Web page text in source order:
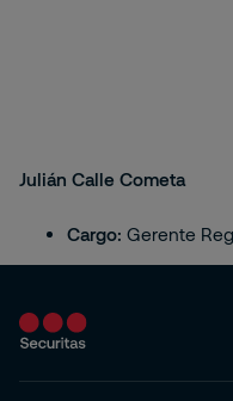
Julián Calle Cometa
Cargo: Gerente